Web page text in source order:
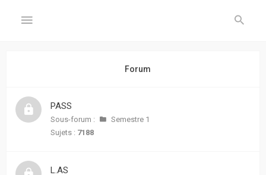
Inscription
Forum
PASS
Sous-forum :
Semestre 1
Sujets : 7188
L.AS